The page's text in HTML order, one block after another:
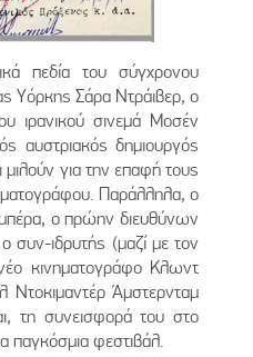
πεδία του σύγχρονου
Υόρκης Σάρα Ντράιβερ, ο
ιρανικού σινεμά Μοσέν
αυστριακός δημιουργός
μιλούν για την επαφή τους
Παράλληλα, ο
ο πρώην διευθύνων
συν-ιδρυτής (μαζί με τον
κινηματογράφο Κλωντ
Ντοκιμαντέρ Άμστερνταμ
τη συνεισφορά του στο
παγκόσμια φεστιβάλ.